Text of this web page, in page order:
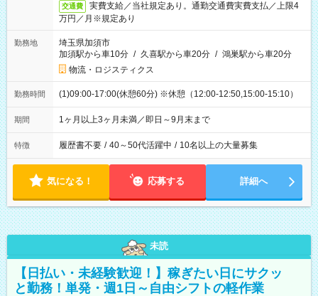
交通費
実費支給／当社規定あり。通勤交通費実費支払／上限4
万円／月※規定あり
勤務地
埼玉県加須市
加須駅から車10分 / 久喜駅から車20分 / 鴻巣駅から車20分
物流・ロジスティクス
勤務時間 (1)09:00-17:00(休憩60分) ※休憩（12:00-12:50,15:00-15:10）
期間 1ヶ月以上3ヶ月未満／即日～9月末まで
特徴 履歴書不要 / 40～50代活躍中 / 10名以上の大量募集
気になる！ 応募する 詳細へ
未読
【日払い・未経験歓迎！】稼ぎたい日にサクッ
と勤務！単発・週1日～自由シフトの軽作業